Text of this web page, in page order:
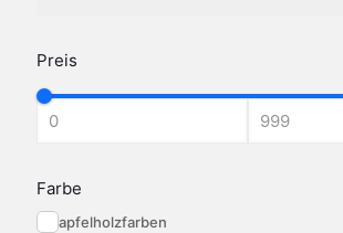
Preis
Farbe
apfelholzfarben